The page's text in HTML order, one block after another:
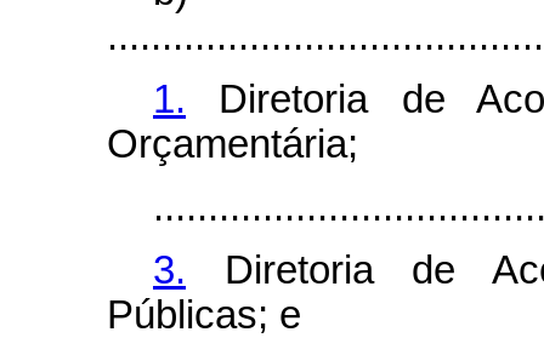
1. Diretoria de
Orçamentária;
3. Diretoria de
Públicas; e